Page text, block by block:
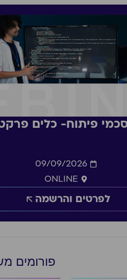
פיתוח- כלים
09/09/2026
ONLINE
לפרטים והרשמה
פורומים